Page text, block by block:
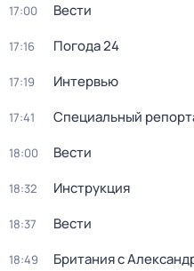
17:00 Вести
17:16 Погода 24
17:19 Интервью
17:41 Специальный
18:00 Вести
18:32 Инструкция
18:37 Вести
18:49 Британия с